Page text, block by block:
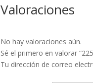
Valoraciones
No hay valoraciones aún.
Sé el primero en valorar
Tu dirección de correo